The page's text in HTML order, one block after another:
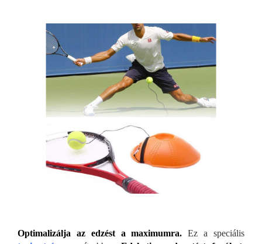
Optimalizálja az edzést a maximumra.
Ez a speciális